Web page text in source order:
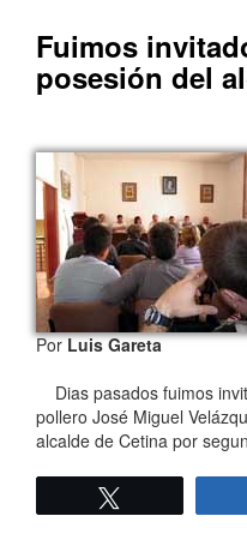
Fuimos
posesión del
PorLuis Gareta
Dias pasados fuimos
pollero José Miguel
alcalde de Cetina por